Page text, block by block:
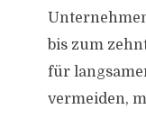
bis zum
für
vermeiden,